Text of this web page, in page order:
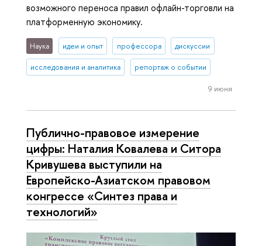
возможного переноса правил офлайн-торговли на
платформенную экономику.
Наука идеи и опыт профессора дискуссии
исследования и аналитика репортаж о событии
9 июня
Публично-правовое измерение
цифры: Наталия Ковалева и Ситора
Кривушева выступили на
Европейско-Азиатском правовом
конгрессе «Синтез права и
технологий»